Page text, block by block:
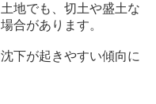
地でも、切土や盛土な
合があります。
下が起きやすい傾向に